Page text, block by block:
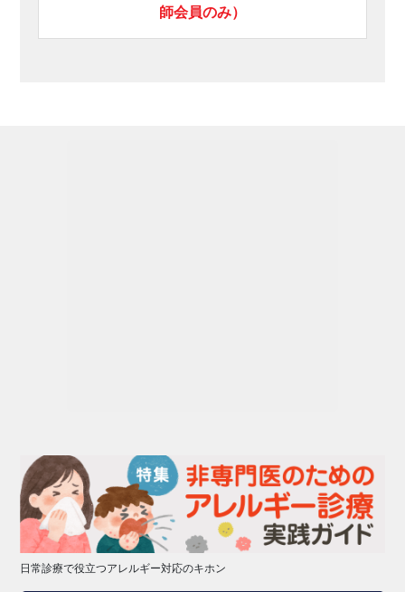
師会員のみ）
日常診療で役立つアレルギー対応のキホン